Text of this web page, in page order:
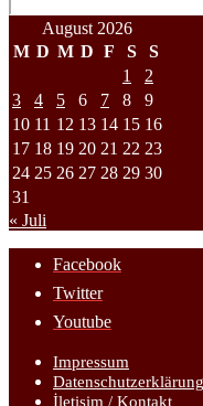
August 2026
M D M D F S
S
1
2
3
4 5 6 7 8
9
10 11 12 13 14 15 16
17 18 19 20 21 22 23
24 25 26 27 28 29 30
31
« Juli
Facebook
Twitter
Youtube
Impressum
Datenschutzerklärung
İletişim / Kontakt